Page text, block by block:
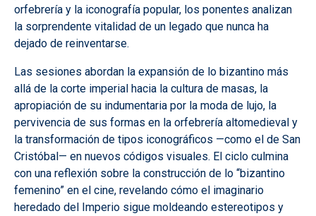
orfebrería y la iconografía popular, los ponentes analizan
la sorprendente vitalidad de un legado que nunca ha
dejado de reinventarse.
Las sesiones abordan la expansión de lo bizantino más
allá de la corte imperial hacia la cultura de masas, la
apropiación de su indumentaria por la moda de lujo, la
pervivencia de sus formas en la orfebrería altomedieval y
la transformación de tipos iconográficos —como el de San
Cristóbal— en nuevos códigos visuales. El ciclo culmina
con una reflexión sobre la construcción de lo “bizantino
femenino” en el cine, revelando cómo el imaginario
heredado del Imperio sigue moldeando estereotipos y